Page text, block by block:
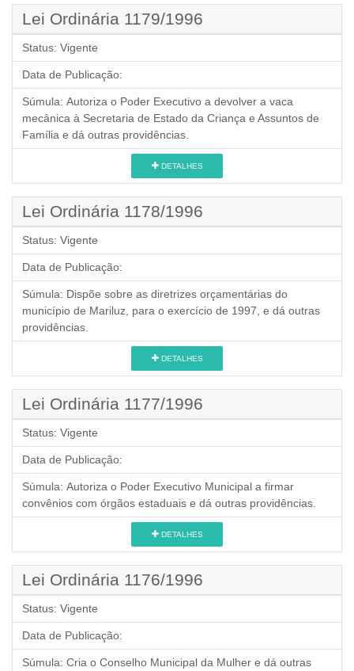
Lei Ordinária 1179/1996
Status: Vigente
Data de Publicação:
Súmula: Autoriza o Poder Executivo a devolver a vaca
mecânica à Secretaria de Estado da Criança e Assuntos de
Família e dá outras providências.
DETALHES
Lei Ordinária 1178/1996
Status: Vigente
Data de Publicação:
Súmula: Dispõe sobre as diretrizes orçamentárias do
município de Mariluz, para o exercício de 1997, e dá outras
providências.
DETALHES
Lei Ordinária 1177/1996
Status: Vigente
Data de Publicação:
Súmula: Autoriza o Poder Executivo Municipal a firmar
convênios com órgãos estaduais e dá outras providências.
DETALHES
Lei Ordinária 1176/1996
Status: Vigente
Data de Publicação:
Súmula: Cria o Conselho Municipal da Mulher e dá outras